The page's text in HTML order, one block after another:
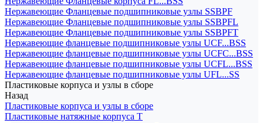
Нержавеющие Фланцевые подшипниковые узлы SSBPF
Нержавеющие Фланцевые подшипниковые узлы SSBPFL
Нержавеющие Фланцевые подшипниковые узлы SSBPFT
Нержавеющие фланцевые подшипниковые узлы UCF...BSS
Нержавеющие фланцевые подшипниковые узлы UCFC...BSS
Нержавеющие фланцевые подшипниковые узлы UCFL...BSS
Нержавеющие фланцевые подшипниковые узлы UFL...SS
Пластиковые корпуса и узлы в сборе
Назад
Пластиковые корпуса и узлы в сборе
Пластиковые натяжные корпуса T